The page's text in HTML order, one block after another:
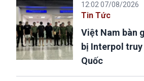
12:02 07/08/2026
Tin Tức
Việt Nam bàn
bị Interpol
Quốc